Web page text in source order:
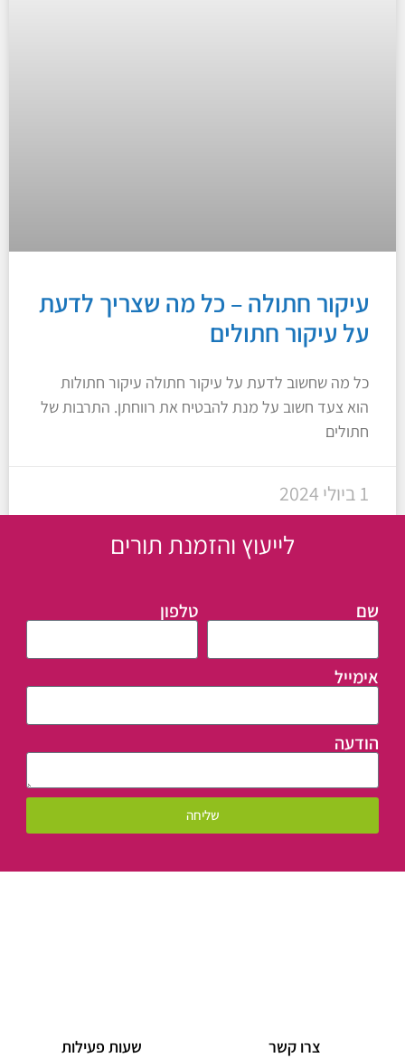
עיקור חתולה – כל מה שצריך לדעת
על עיקור חתולים
כל מה שחשוב לדעת על עיקור חתולה עיקור חתולות
הוא צעד חשוב על מנת להבטיח את רווחתן. התרבות של
חתולים
1 ביולי 2024
לייעוץ והזמנת תורים
שם טלפון
אימייל
הודעה
שליחה
צרו קשר שעות פעילות